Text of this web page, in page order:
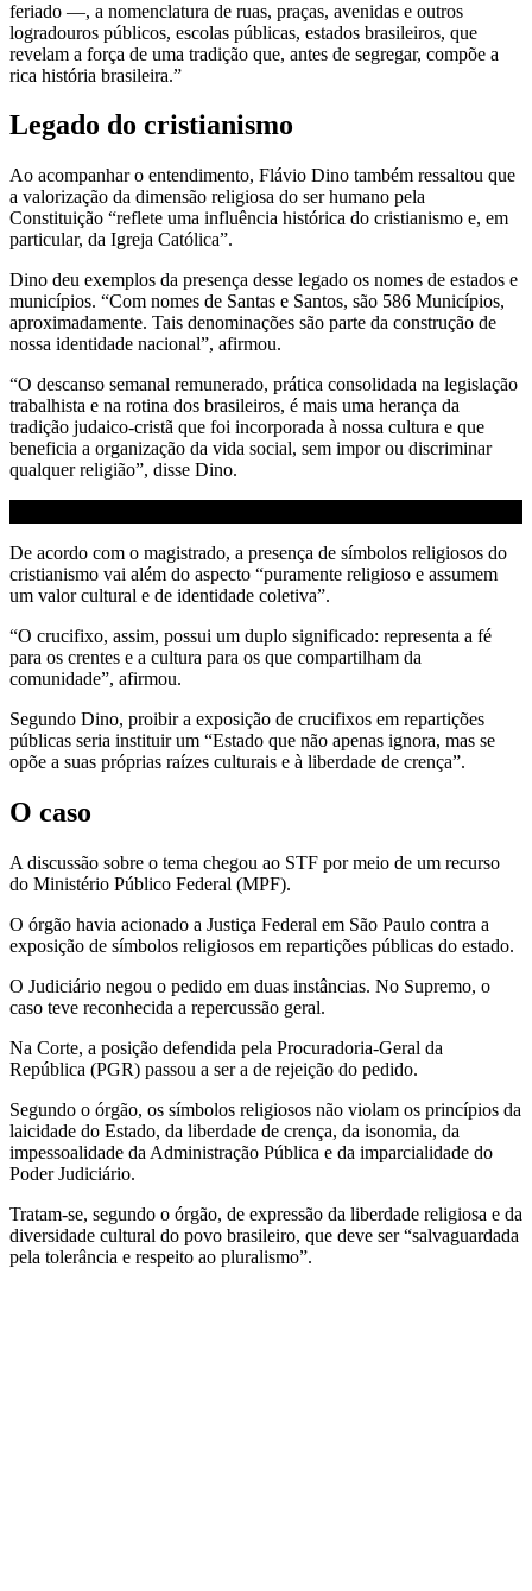
feriado —, a nomenclatura de ruas, praças, avenidas e outros
logradouros públicos, escolas públicas, estados brasileiros, que
revelam a força de uma tradição que, antes de segregar, compõe a
rica história brasileira.”
Legado do cristianismo
Ao acompanhar o entendimento, Flávio Dino também ressaltou que
a valorização da dimensão religiosa do ser humano pela
Constituição “reflete uma influência histórica do cristianismo e, em
particular, da Igreja Católica”.
Dino deu exemplos da presença desse legado os nomes de estados e
municípios. “Com nomes de Santas e Santos, são 586 Municípios,
aproximadamente. Tais denominações são parte da construção de
nossa identidade nacional”, afirmou.
“O descanso semanal remunerado, prática consolidada na legislação
trabalhista e na rotina dos brasileiros, é mais uma herança da
tradição judaico-cristã que foi incorporada à nossa cultura e que
beneficia a organização da vida social, sem impor ou discriminar
qualquer religião”, disse Dino.
De acordo com o magistrado, a presença de símbolos religiosos do
cristianismo vai além do aspecto “puramente religioso e assumem
um valor cultural e de identidade coletiva”.
“O crucifixo, assim, possui um duplo significado: representa a fé
para os crentes e a cultura para os que compartilham da
comunidade”, afirmou.
Segundo Dino, proibir a exposição de crucifixos em repartições
públicas seria instituir um “Estado que não apenas ignora, mas se
opõe a suas próprias raízes culturais e à liberdade de crença”.
O caso
A discussão sobre o tema chegou ao STF por meio de um recurso
do Ministério Público Federal (MPF).
O órgão havia acionado a Justiça Federal em São Paulo contra a
exposição de símbolos religiosos em repartições públicas do estado.
O Judiciário negou o pedido em duas instâncias. No Supremo, o
caso teve reconhecida a repercussão geral.
Na Corte, a posição defendida pela Procuradoria-Geral da
República (PGR) passou a ser a de rejeição do pedido.
Segundo o órgão, os símbolos religiosos não violam os princípios da
laicidade do Estado, da liberdade de crença, da isonomia, da
impessoalidade da Administração Pública e da imparcialidade do
Poder Judiciário.
Tratam-se, segundo o órgão, de expressão da liberdade religiosa e da
diversidade cultural do povo brasileiro, que deve ser “salvaguardada
pela tolerância e respeito ao pluralismo”.